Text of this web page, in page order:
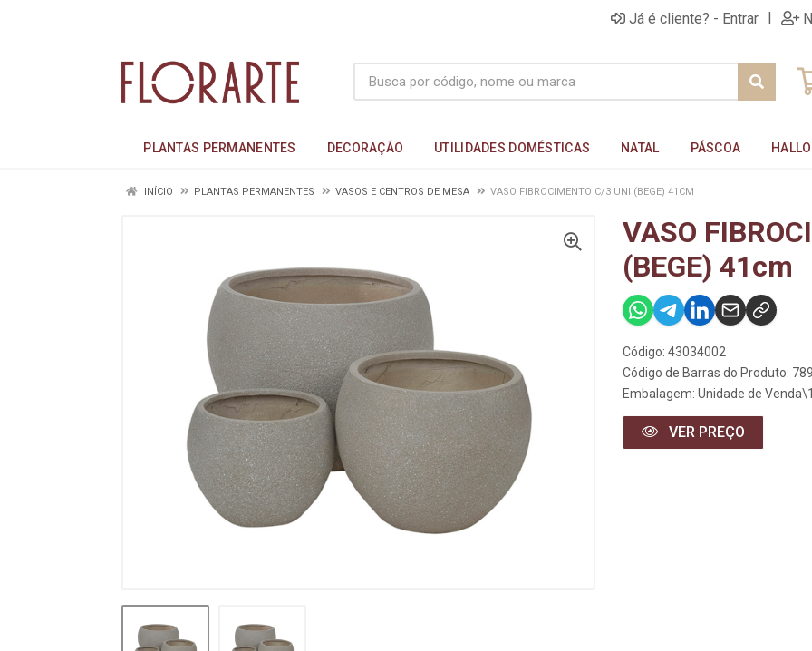
Já é cliente? - Entrar |
PLANTAS PERMANENTES DECORAÇÃO UTILIDADES DOMÉSTICAS NATAL PÁSCOA
INÍCIO PLANTAS PERMANENTES VASOS E CENTROS DE MESA VASO FIBROCIMENTO C/3 UNI (BEGE) 41CM
VASO
(BEGE) 41cm
Código: 43034002
Código de Barras do Produto:
Embalagem: Unidade de Venda\1
VER PREÇO